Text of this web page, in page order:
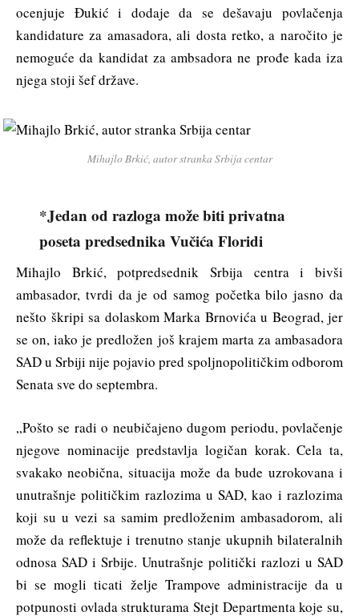
ocenjuje Đukić i dodaje da se dešavaju povlačenja
kandidature za amasadora, ali dosta retko, a naročito je
nemoguće da kandidat za ambsadora ne prođe kada iza
njega stoji šef države.
Mihajlo Brkić, autor stranka Srbija centar
*Jedan od razloga može biti privatna
poseta predsednika Vučića Floridi
Mihajlo Brkić, potpredsednik Srbija centra i bivši
ambasador, tvrdi da je od samog početka bilo jasno da
nešto škripi sa dolaskom Marka Brnovića u Beograd, jer
se on, iako je predložen još krajem marta za ambasadora
SAD u Srbiji nije pojavio pred spoljnopolitičkim odborom
Senata sve do septembra.
„Pošto se radi o neubičajeno dugom periodu, povlačenje
njegove nominacije predstavlja logičan korak. Cela ta,
svakako neobična, situacija može da bude uzrokovana i
unutrašnje političkim razlozima u SAD, kao i razlozima
koji su u vezi sa samim predloženim ambasadorom, ali
može da reflektuje i trenutno stanje ukupnih bilateralnih
odnosa SAD i Srbije. Unutrašnje politički razlozi u SAD
bi se mogli ticati želje Trampove administracije da u
potpunosti ovlada strukturama Stejt Departmenta koje su,